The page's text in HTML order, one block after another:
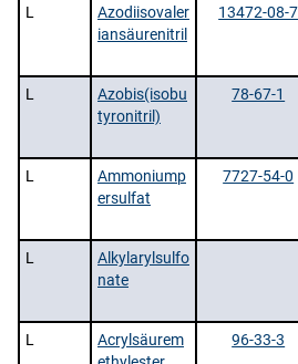
L
Azodiisovaler
iansäurenitril
13472-08-7
L
Azobis(isobu
tyronitril)
78-67-1
L
Ammoniump
ersulfat
7727-54-0
L
Alkylarylsulfo
nate
L
Acrylsäurem
96-33-3